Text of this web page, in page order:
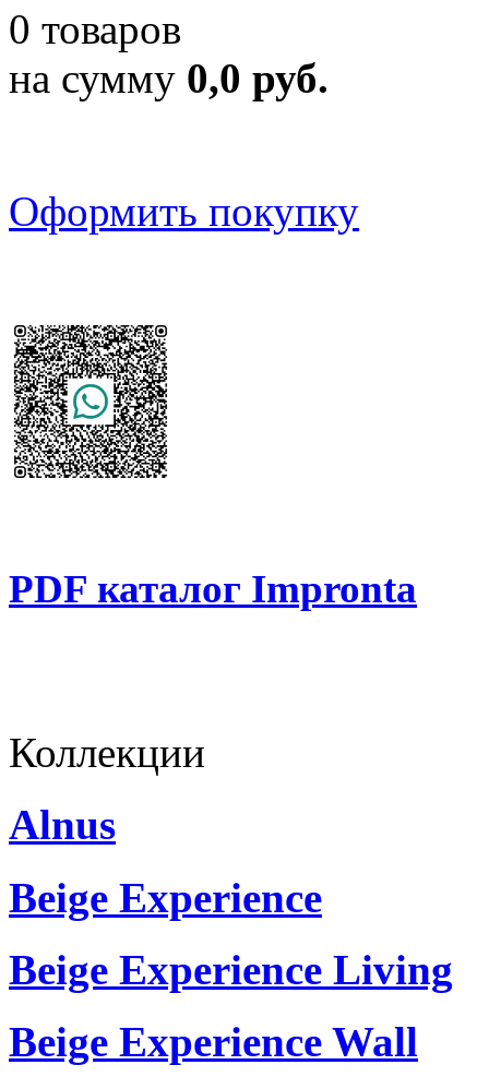
0 товаров
на сумму 0,0 руб.
Оформить покупку
PDF каталог Impronta
Коллекции
Alnus
Beige Experience
Beige Experience Living
Beige Experience Wall